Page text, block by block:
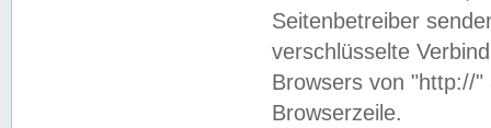
Seitenbetreiber
verschlüsselte
Browsers von "http://
Browserzeile.